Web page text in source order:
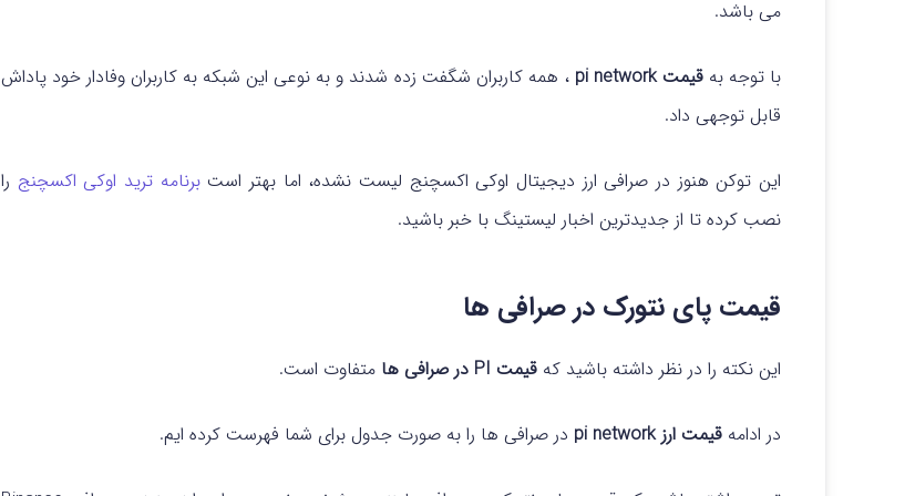
می باشد.
با توجه به قیمت pi network
، همه کاربران شگفت زده شدند و به نوعی این شبکه به کاربران وفادار خود پاداش
قابل توجهی داد.
این توکن هنوز در صرافی ارز دیجیتال اوکی اکسچنج لیست نشده، اما بهتر استبرنامه ترید اوکی اکسچنج را
نصب کرده تا از جدیدترین اخبار لیستینگ با خبر باشید.
قیمت پای نتورک در صرافی ها
این نکته را در نظر داشته باشید که قیمت PI در صرافی ها متفاوت است.
در ادامه قیمت ارز pi network در صرافی ها را به صورت جدول برای شما فهرست کرده ایم.